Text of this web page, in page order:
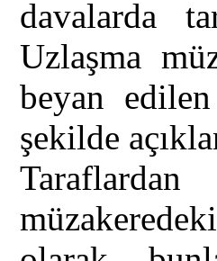
davalarda
Uzlaşma
beyan
şekilde